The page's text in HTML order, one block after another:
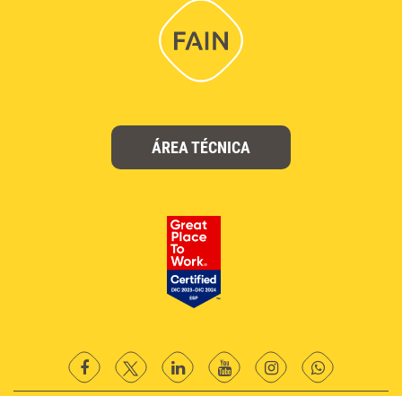
ÁREA TÉCNICA
facebooktwitter LinkedinYouTubeinstagramWhatsapp